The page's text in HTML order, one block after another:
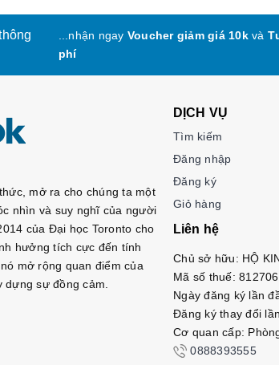
주제)
...nhận ngay Voucher giảm giá 10kvà
phí
mở ra cho chúng ta một
nhìn và suy nghĩ của người
của Đại học Toronto cho
hưởng tích cực đến tính
mở rộng quan điểm của
sự đồng cảm.
DỊCH VỤ
Tìm kiếm
Đăng nhập
Đăng ký
Giỏ hàng
Liên hệ
Chủ sở hữu: HỘ
Mã số thuế:
Ngày đăng ký lần
Đăng ký thay đổi
Cơ quan cấp:
0888393555